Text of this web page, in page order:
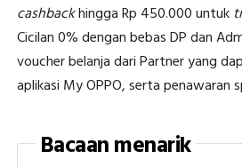
cashbackhingga Rp 450.000 untuk
Cicilan 0% dengan bebas DP dan
voucher belanja dari Partner yang
aplikasi My OPPO, serta penawaran
Bacaan menarik